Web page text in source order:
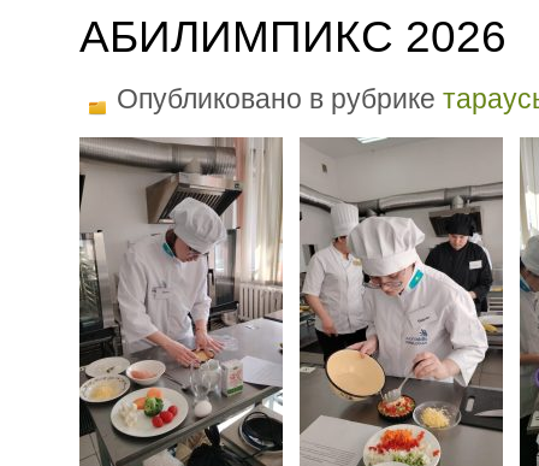
АБИЛИМПИКС 2026
Опубликовано в рубрике